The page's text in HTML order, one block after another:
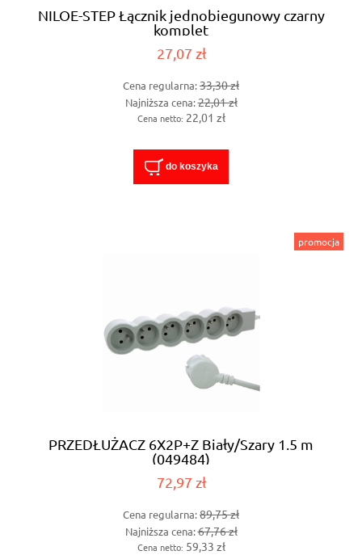
NILOE-STEP Łącznik jednobiegunowy czarny
komplet
27,07 zł
Cena regularna:33,30 zł
Najniższa cena:22,01 zł
Cena netto: 22,01 zł
do koszyka
PRZEDŁUŻACZ 6X2P+Z Biały/Szary 1.5 m
(049484)
72,97 zł
Cena regularna:89,75 zł
Najniższa cena:67,76 zł
Cena netto: 59,33 zł
promocja